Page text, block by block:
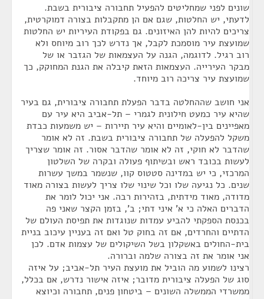
שונים לפני שמחליטים להפעיל תחבורה ציבורית בשבת.
לדעתי, יש החלטות, שגם אם הן מתקבלות בצורה דמוקרטית,
צריכים להיות להן האיזונים. גם בפקודת העיריות יש החלטות
שמועצת עיר מוסמכת לקבל, אך נדרש לכך רוב מיוחס ולא
רוב רגיל. לדוגמה, הגנה על העצמאות של הגזבר או של
מבקר העירייה. העצמאות הזאת קיבלה את הגנת המחוקק, כך
שמועצת עיר צריכה רוב מיוחד.
אני חושב שההחלטה בדבר הפעלת תחבורה ציבורית, גם בעיר
שהיא עיר כמעט חילונית לגמרי – תל-אביב היא עיר עם
מאפיינים בין-לאומיים והיא עיר תיירות – יש משמעות כבדת
משקל להפעלה של תחבורה ציבורית בשבת. זה לא אומר
שהדבר לא חוקי, זה לא אומר שהדבר אסור. זה אומר שצריך
לעשות בכובד ראש ובשיתוף פעולה ובקרה של השלטון
המרכזי, כי יש במדינה סטטוס קוו, שנשמר במשך עשרות
שנים. כל נגיעה שלו וכל שינוי שלו צריך לעשות בצורה מאוד
מדודה, מאוד מידתית, בזהירות רבה. אני יכול לומר את
הדברים האלה כי א' איני דתי; ב', בזמן הקצר שאני פה
בכנסת הספקתי להביע עמדות שנוגדות את תפיסת העולם של
הדתיים והחרדים, אם זה בחוק טל ואם זה בעניין עיכוב בניית
בית-החולים באשקלון בשל השיקולים של עצמות אדם. לכן
אני אומר את זה בצורה שלמה וברורה.
רצינו לשמוע מה הוביל את מועצת העיר תל-אביב; על איזה
סוג של הפעלה ציבורית מדובר; איזה אישור נדרש, אם בכלל,
ממשרדי הממשלה השונים – ביטחון פנים, תחבורה וכיוצא